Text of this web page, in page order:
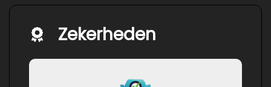
Zekerheden